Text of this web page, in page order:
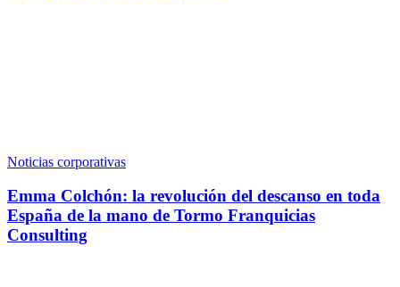
Noticias corporativas
Emma Colchón: la revolución del descanso en toda
España de la mano de Tormo Franquicias
Consulting